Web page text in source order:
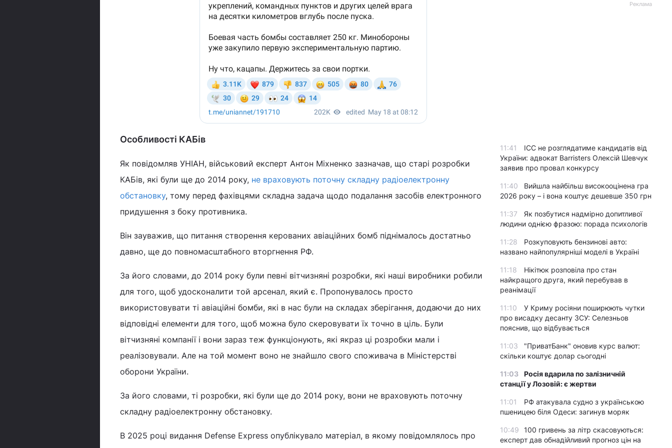
Особливості КАБів
Як повідомляв УНІАН, військовий експерт Антон Міхненко зазначав, що старі розробки
КАБів, які були ще до 2014 року, не враховують поточну складну радіоелектронну
обстановку, тому перед фахівцями складна задача щодо подалання засобів електронного
придушення з боку противника.
Він зауважив, що питання створення керованих авіаційних бомб піднімалось достатньо
давно, ще до повномасштабного вторгнення РФ.
За його словами, до 2014 року були певні вітчизняні розробки, які наші виробники робили
для того, щоб удосконалити той арсенал, який є. Пропонувалось просто
використовувати ті авіаційні бомби, які в нас були на складах зберігання, додаючи до них
відповідні елементи для того, щоб можна було скеровувати їх точно в ціль. Були
вітчизняні компанії і вони зараз теж функціонують, які якраз ці розробки мали і
реалізовували. Але на той момент воно не знайшло свого споживача в Міністерстві
оборони України.
За його словами, ті розробки, які були ще до 2014 року, вони не враховують поточну
складну радіоелектронну обстановку.
В 2025 році видання Defense Express опублікувало матеріал, в якому повідомлялось про
Реклама
11:41
ICC не розглядатиме кандидатів від
України: адвокат Barristers Олексій Шевчук
заявив про провал конкурсу
11:40
Вийшла найбільш високооцінена гра
2026 року – і вона коштує дешевше 350 грн
11:37
Як позбутися надмірно допитливої
людини однією фразою: порада психологів
11:28
Розкуповують бензинові авто:
названо найпопулярніші моделі в Україні
11:18
Нікітюк розповіла про стан
найкращого друга, який перебував в
реанімації
11:10
У Криму росіяни поширюють чутки
про висадку десанту ЗСУ: Селезньов
пояснив, що відбувається
11:03
"ПриватБанк" оновив курс валют:
скільки коштує долар сьогодні
11:03
Росія вдарила по залізничній
станції у Лозовій: є жертви
11:01
РФ атакувала судно з українською
пшеницею біля Одеси: загинув моряк
10:49
100 гривень за літр скасовуються:
експерт дав обнадійливий прогноз цін на